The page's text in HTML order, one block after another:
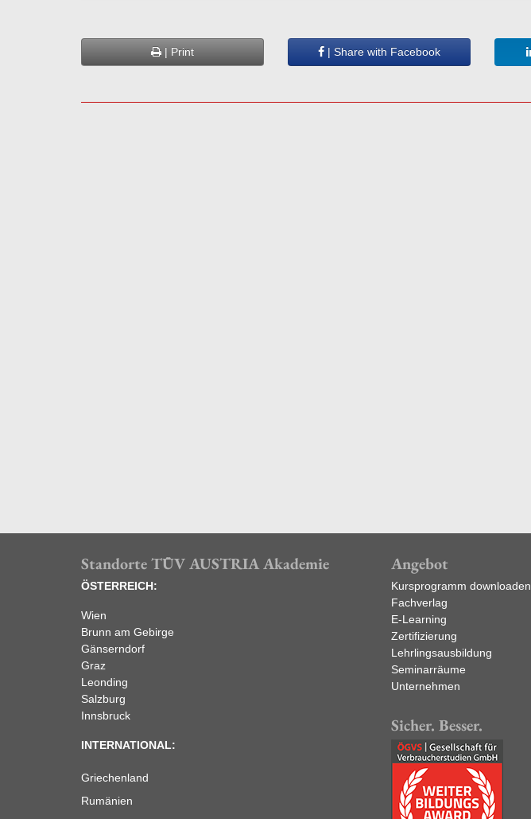
| Print | Share with Facebook
Standorte TÜV AUSTRIA Akademie
ÖSTERREICH:
Wien
Brunn am Gebirge
Gänserndorf
Graz
Leonding
Salzburg
Innsbruck
INTERNATIONAL:
Griechenland
Rumänien
Angebot
Kursprogramm downloaden
Fachverlag
E-Learning
Zertifizierung
Lehrlingsausbildung
Seminarräume
Unternehmen
Sicher. Besser.